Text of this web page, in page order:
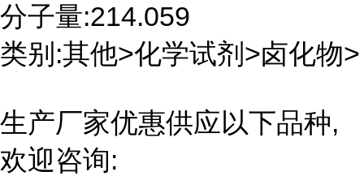
分子量:214.059
类别:其他>化学试剂>卤化物>
生产厂家优惠供应以下品种,
欢迎咨询: